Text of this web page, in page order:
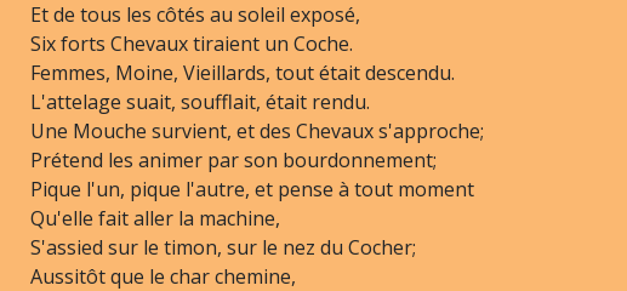
Et de tous les côtés au soleil exposé,
Six forts Chevaux tiraient un Coche.
Femmes, Moine, Vieillards, tout était descendu.
L'attelage suait, soufflait, était rendu.
Une Mouche survient, et des Chevaux s'approche;
Prétend les animer par son bourdonnement;
Pique l'un, pique l'autre, et pense à tout moment
Qu'elle fait aller la machine,
S'assied sur le timon, sur le nez du Cocher;
Aussitôt que le char chemine,